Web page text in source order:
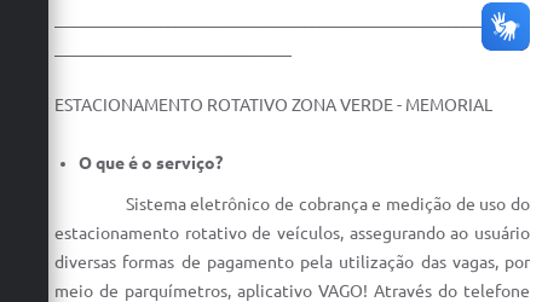
________________________________________________________
ESTACIONAMENTO ROTATIVO ZONA VERDE - MEMORIAL
O que é o serviço?
Sistema eletrônico de cobrança e medição de uso do
estacionamento rotativo de veículos, assegurando ao usuário
diversas formas de pagamento pela utilização das vagas, por
meio de parquímetros, aplicativo VAGO! Através do telefone